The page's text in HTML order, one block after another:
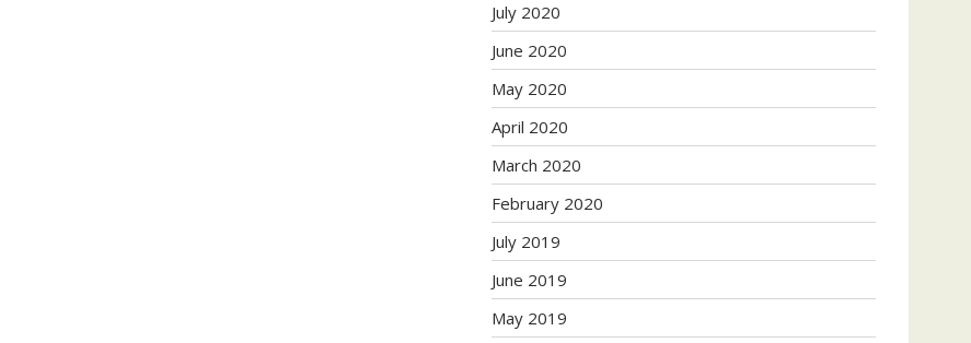
July 2020
June 2020
May 2020
April 2020
March 2020
February 2020
July 2019
June 2019
May 2019